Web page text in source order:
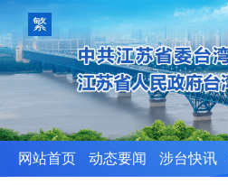
繁
體
版
网站首页 动态要闻 涉台快讯